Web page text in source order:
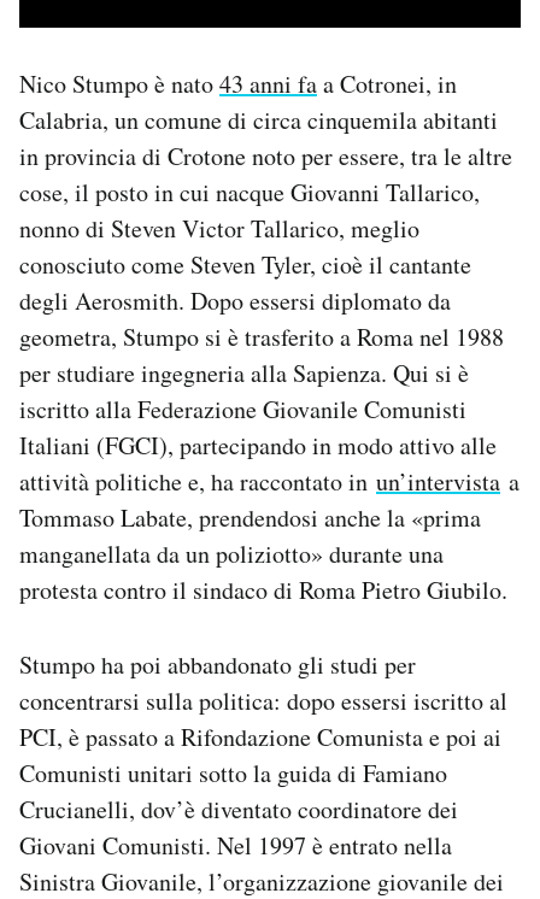
Nico Stumpo è nato43 anni faa Cotronei, in
Calabria, un comune di circa cinquemila abitanti
in provincia di Crotone noto per essere, tra le altre
cose, il posto in cui nacque Giovanni Tallarico,
nonno di Steven Victor Tallarico, meglio
conosciuto come Steven Tyler, cioè il cantante
degli Aerosmith. Dopo essersi diplomato da
geometra, Stumpo si è trasferito a Roma nel 1988
per studiare ingegneria alla Sapienza. Qui si è
iscritto alla Federazione Giovanile Comunisti
Italiani (FGCI), partecipando in modo attivo alle
attività politiche e, ha raccontato in un’intervista a
Tommaso Labate, prendendosi anche la «prima
manganellata da un poliziotto» durante una
protesta contro il sindaco di Roma Pietro Giubilo.
Stumpo ha poi abbandonato gli studi per
concentrarsi sulla politica: dopo essersi iscritto al
PCI, è passato a Rifondazione Comunista e poi ai
Comunisti unitari sotto la guida di Famiano
Crucianelli, dov’è diventato coordinatore dei
Giovani Comunisti. Nel 1997 è entrato nella
Sinistra Giovanile, l’organizzazione giovanile dei